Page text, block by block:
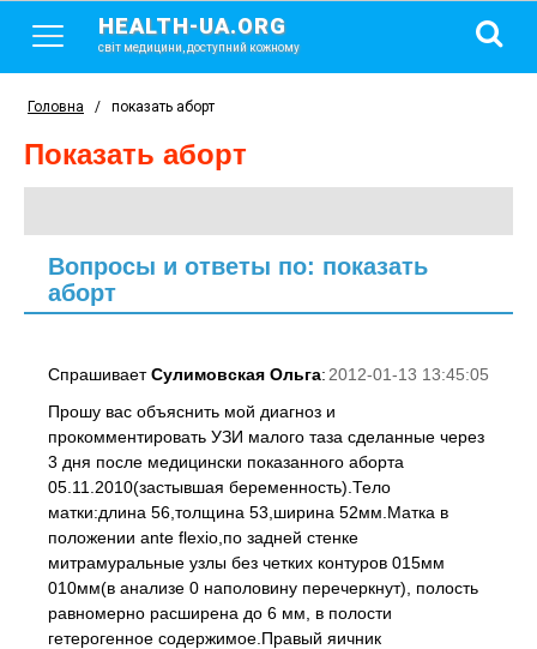
HEALTH-UA.ORG
світ медицини, доступний кожному
Головна / показать аборт
показать аборт
Вопросы и ответы по: показать
аборт
2012-01-13 13:45:05
СпрашиваетСулимовская Ольга:
Прошу вас объяснить мой диагноз и
прокомментировать УЗИ малого таза сделанные через
3 дня после медицински показанного аборта
05.11.2010(застывшая беременность).Тело
матки:длина 56,толщина 53,ширина 52мм.Матка в
положении ante flexio,по задней стенке
митрамуральные узлы без четких контуров 015мм
010мм(в анализе 0 наполовину перечеркнут), полость
равномерно расширена до 6 мм, в полости
гетерогенное содержимое.Правый яичник